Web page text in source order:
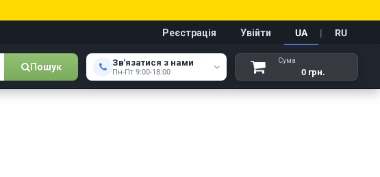
Реєстрація Увійти UA | RU
Пошук Зв'язатися з нами
Пн-Пт 9:00-18:00
Сума
0 грн.